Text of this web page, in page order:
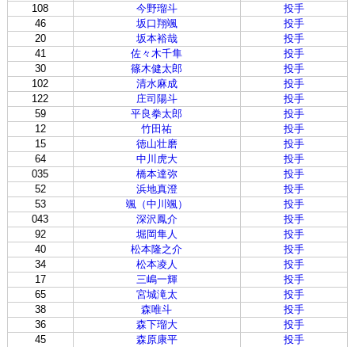
108
今野瑠斗
投手
46
坂口翔颯
投手
20
坂本裕哉
投手
41
佐々木千隼
投手
30
篠木健太郎
投手
102
清水麻成
投手
122
庄司陽斗
投手
59
平良拳太郎
投手
12
竹田祐
投手
15
徳山壮磨
投手
64
中川虎大
投手
035
橋本達弥
投手
52
浜地真澄
投手
53
颯（中川颯）
投手
043
深沢鳳介
投手
92
堀岡隼人
投手
40
松本隆之介
投手
34
松本凌人
投手
17
三嶋一輝
投手
65
宮城滝太
投手
38
森唯斗
投手
36
森下瑠大
投手
45
森原康平
投手